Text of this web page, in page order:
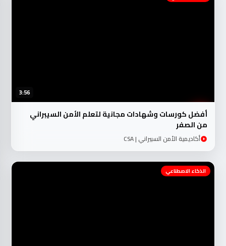
3:56
أفضل كورسات وشهادات مجانية لتعلم الأمن السيبراني
من الصفر
أكاديمية الأمن السبيراني | CSA
الذكاء الاصطناعي